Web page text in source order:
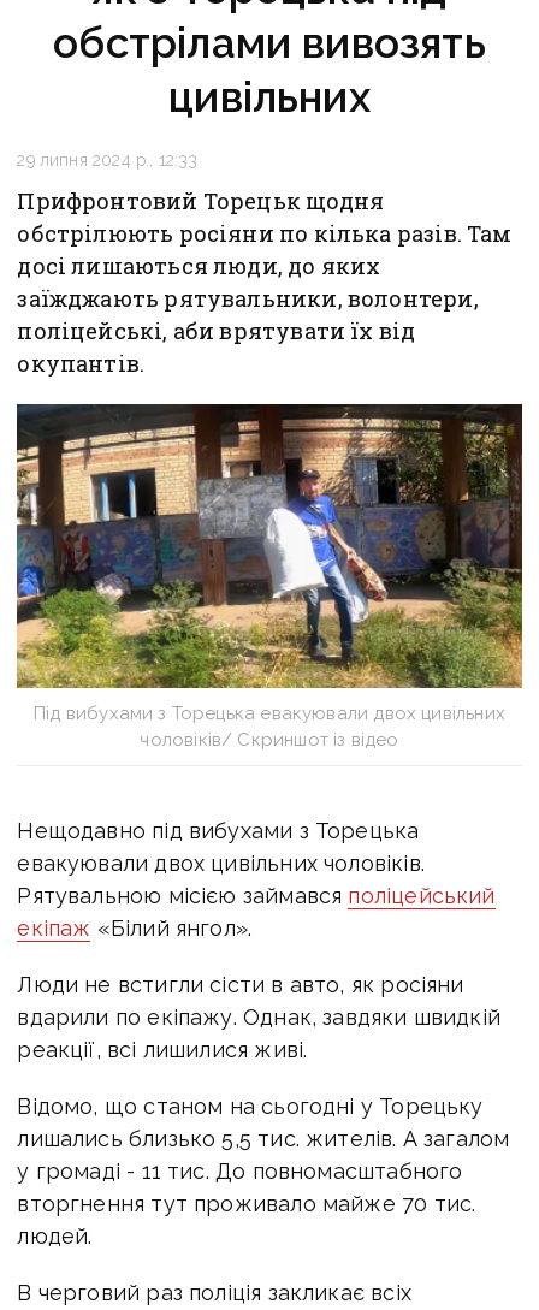
обстрілами вивозять
цивільних
29 липня 2024 р., 12:33
Прифронтовий Торецьк щодня
обстрілюють росіяни по кілька разів. Там
досі лишаються люди, до яких
заїжджають рятувальники, волонтери,
поліцейські, аби врятувати їх від
окупантів.
Під вибухами з Торецька евакуювали двох цивільних
чоловіків/ Скриншот із відео
Нещодавно під вибухами з Торецька
евакуювали двох цивільних чоловіків.
Рятувальною місією займався поліцейський
екіпаж «Білий янгол».
Люди не встигли сісти в авто, як росіяни
вдарили по екіпажу. Однак, завдяки швидкій
реакції, всі лишилися живі.
Відомо, що станом на сьогодні у Торецьку
лишались близько 5,5 тис. жителів. А загалом
у громаді - 11 тис. До повномасштабного
вторгнення тут проживало майже 70 тис.
людей.
В черговий раз поліція закликає всіх